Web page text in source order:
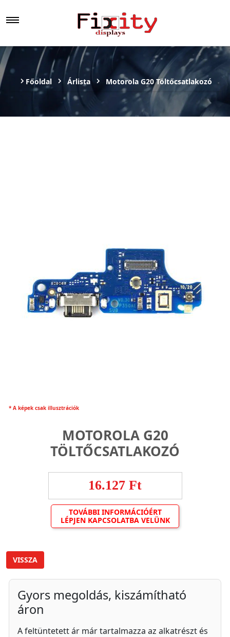
Főoldal Árlista Motorola G20 Töltőcsatlakozó
* A képek csak illusztrációk
MOTOROLA G20
TÖLTŐCSATLAKOZÓ
16.127 Ft
TOVÁBBI INFORMÁCIÓÉRT
LÉPJEN KAPCSOLATBA VELÜNK
VISSZA
Gyors megoldás, kiszámítható
áron
A feltüntetett ár már tartalmazza az alkatrészt és